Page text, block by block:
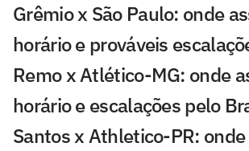
Grêmio x São Paulo: onde
horário e prováveis
Remo x Atlético-MG: onde
horário e escalações pelo
Santos x Athletico-PR: